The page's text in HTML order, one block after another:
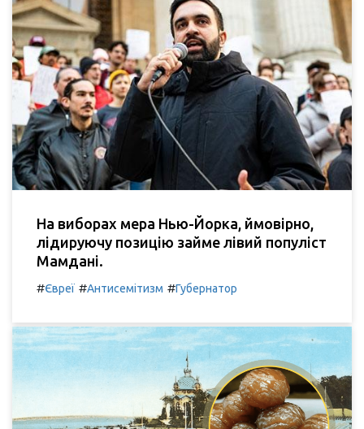
На виборах мера Нью-Йорка, ймовірно,
лідируючу позицію займе лівий популіст
Мамдані.
#Євреї #Антисемітизм #Губернатор